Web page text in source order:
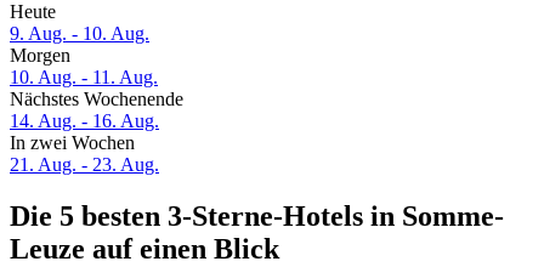
Heute
9. Aug. - 10. Aug.
Morgen
10. Aug. - 11. Aug.
Nächstes Wochenende
14. Aug. - 16. Aug.
In zwei Wochen
21. Aug. - 23. Aug.
Die 5 besten 3-Sterne-Hotels in Somme-
Leuze auf einen Blick